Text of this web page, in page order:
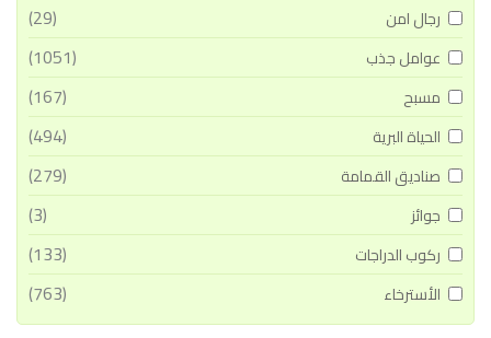
رجال امن (29)
عوامل جذب (1051)
مسبح (167)
الحياة البرية (494)
صناديق القمامة (279)
جوائز (3)
ركوب الدراجات (133)
الأسترخاء (763)